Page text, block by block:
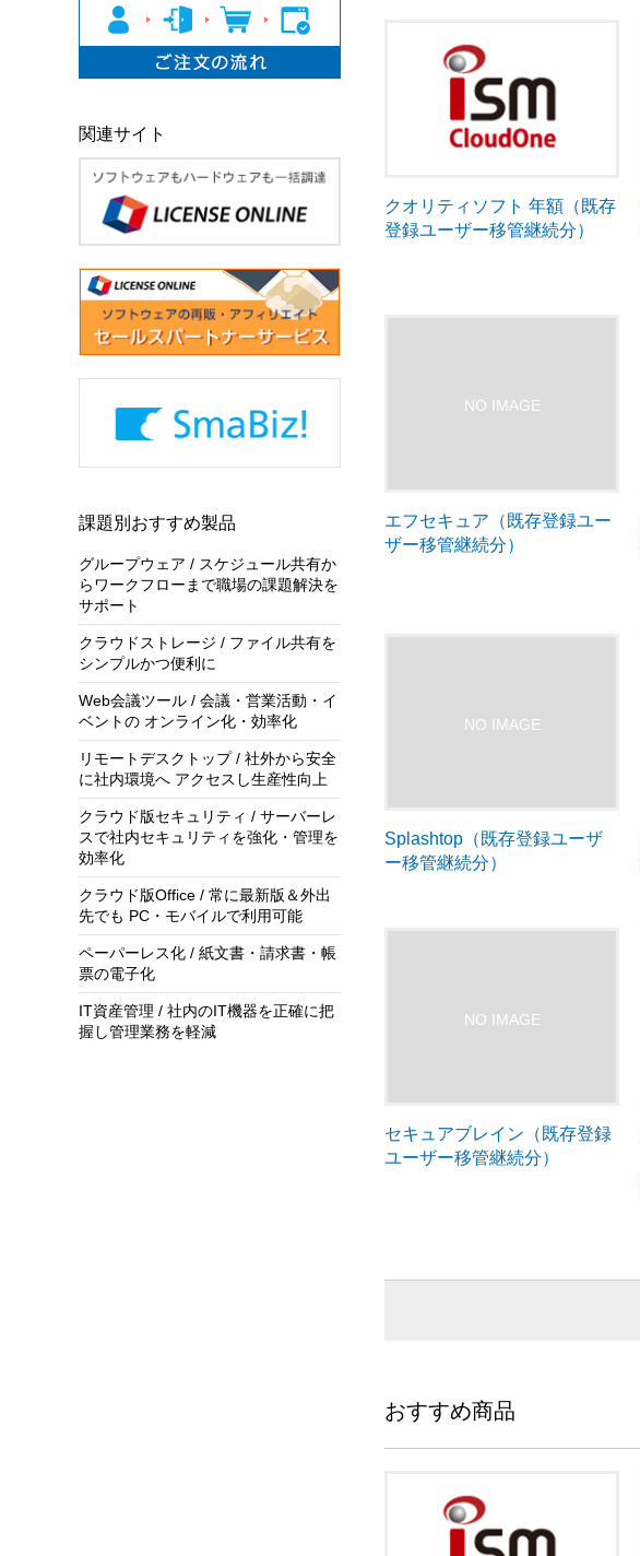
クオリティソフト 年額（既存
登録ユーザー移管継続分）
エフセキュア（既存登録ユー
ザー移管継続分）
Splashtop（既存登録ユーザ
ー移管継続分）
セキュアブレイン（既存登録
ユーザー移管継続分）
おすすめ商品
関連サイト
課題別おすすめ製品
グループウェア / スケジュール共有か
らワークフローまで職場の課題解決を
サポート
クラウドストレージ / ファイル共有を
シンプルかつ便利に
Web会議ツール / 会議・営業活動・イ
ベントの オンライン化・効率化
リモートデスクトップ / 社外から安全
に社内環境へ アクセスし生産性向上
クラウド版セキュリティ / サーバーレ
スで社内セキュリティを強化・管理を
効率化
クラウド版Office / 常に最新版＆外出
先でも PC・モバイルで利用可能
ペーパーレス化 / 紙文書・請求書・帳
票の電子化
IT資産管理 / 社内のIT機器を正確に把
握し管理業務を軽減